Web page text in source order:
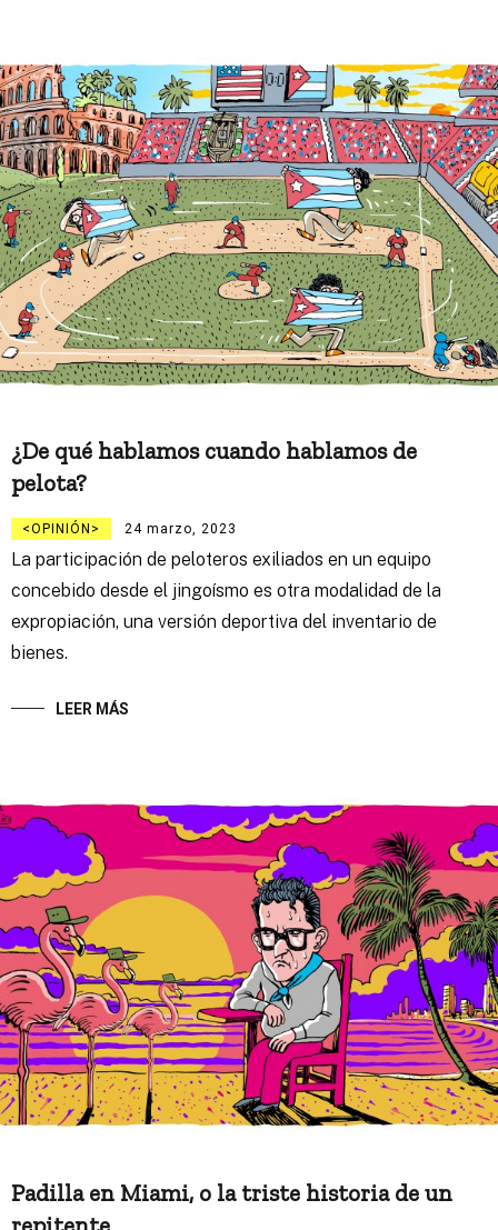
¿De qué hablamos cuando hablamos de
pelota?
OPINIÓN 24 marzo, 2023
La participación de peloteros exiliados en un equipo
concebido desde el jingoísmo es otra modalidad de la
expropiación, una versión deportiva del inventario de
bienes.
LEER MÁS
Padilla en Miami, o la triste historia de un